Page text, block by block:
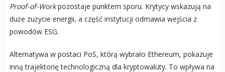
Proof-of-Workpozostaje punktem sporu. Krytycy wskazują na
duże zużycie energii, a część instytucji odmawia wejścia z
powodów ESG.
Alternatywa w postaci PoS, którą wybrało Ethereum, pokazuje
inną trajektorię technologiczną dla kryptowaluty. To wpływa na